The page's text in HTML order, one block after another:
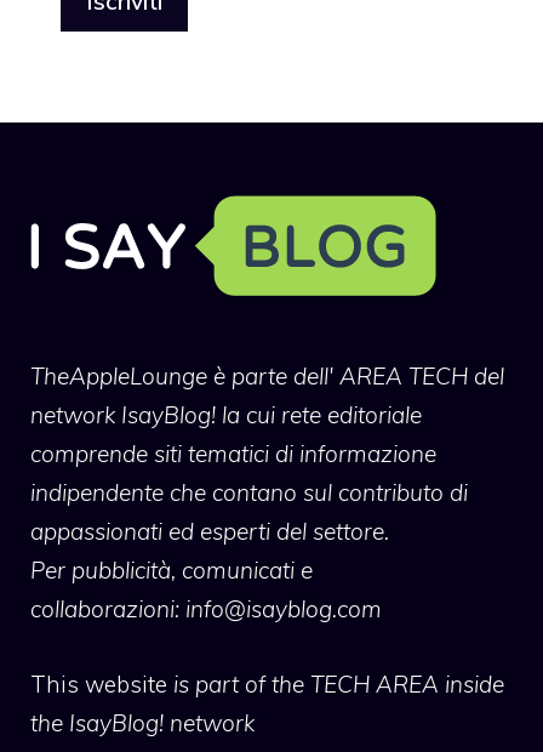
TheAppleLounge è parte dell' AREA TECH del
network IsayBlog! la cui rete editoriale
comprende siti tematici di informazione
indipendente che contano sul contributo di
appassionati ed esperti del settore.
Per pubblicità, comunicati e
collaborazioni: info@isayblog.com
This website is part of the TECH AREA inside
the IsayBlog! network